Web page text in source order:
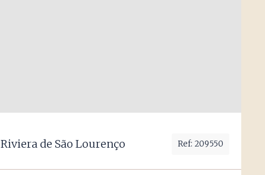
Riviera de São Lourenço Ref: 209550